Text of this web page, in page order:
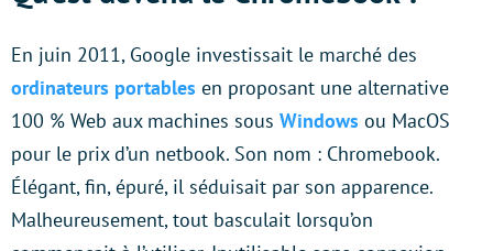
En juin 2011, Google investissait le marché des
ordinateurs portables en proposant une alternative
100 % Web aux machines sous Windows ou MacOS
pour le prix d’un netbook. Son nom : Chromebook.
Élégant, fin, épuré, il séduisait par son apparence.
Malheureusement, tout basculait lorsqu’on